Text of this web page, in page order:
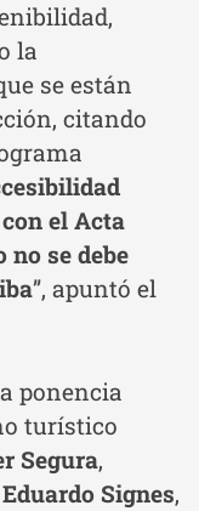
la
se están
citando
el Acta
no se debe
”, apuntó el
ponencia
turístico
Segura,
Eduardo Signes,